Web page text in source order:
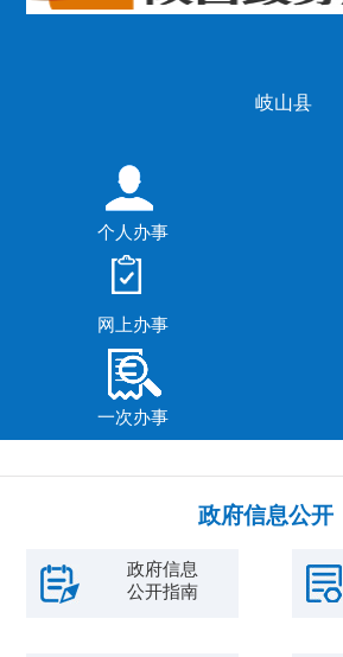
岐山县
个人办事
网上办事
一次办事
政府信息公开
政府信息
公开指南